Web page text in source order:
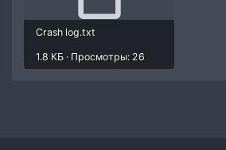
Crash log.txt
1.8 КБ · Просмотры: 26